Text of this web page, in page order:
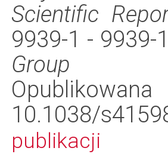
Scientific
9939-1 - 9939-
Group
Opublikowana
10.1038/
publikacji